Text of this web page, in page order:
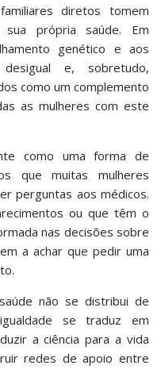
diretos tomem
própria saúde. Em
genético e aos
e, sobretudo,
como um complemento
as mulheres com este
como uma forma de
que muitas mulheres
perguntas aos médicos.
ou que têm o
nas decisões sobre
a achar que pedir uma
não se distribui de
se traduz em
a ciência para a vida
redes de apoio entre